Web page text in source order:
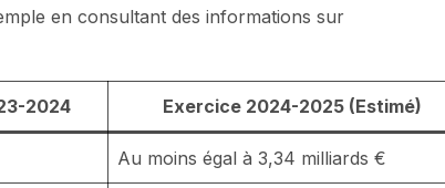
en consultant des informations sur
2024 Exercice 2024-2025 (Estimé)
Au moins égal à 3,34 milliards €